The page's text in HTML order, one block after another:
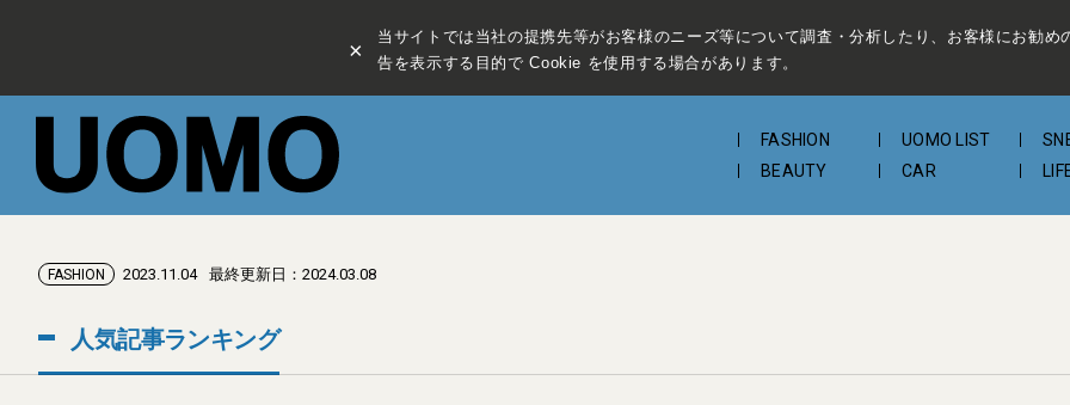
×
当サイトでは当社の提携先等がお客様のニーズ等について調査・分析したり、お客様にお勧め
告を表示する目的で Cookie を使用する場合があります。
FASHION UOMO LIST
BEAUTY
CAR
FASHION 2023.11.04 最終更新日：2024.03.08
人気記事ランキング